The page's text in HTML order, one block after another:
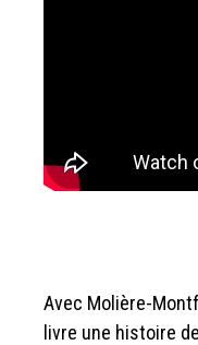
Avec Molière-
livre une histoire